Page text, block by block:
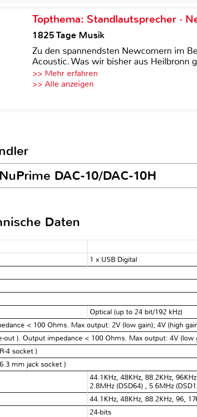
Topthema: Standlautsprecher ·
1825 Tage Musik
Zu den spannendsten Newcomern im
Acoustic. Was wir bisher aus Heilbronn
>> Mehr erfahren
>> Alle anzeigen
DAC-10/DAC-10H
Daten
1 x USB Digital
Optical (up to 24 bit/192 kHz)
< 100 Ohms. Max output: 2V (low gain); 4V (high
out ). Output impedance < 100 Ohms. Max output: 4V (low
4 socket )
mm jack socket )
44.1KHz, 48KHz, 88.2KHz,
2.8MHz (DSD64) , 5.6MHz
44.1KHz, 48KHz, 88.2KHz, 96,
24-bits